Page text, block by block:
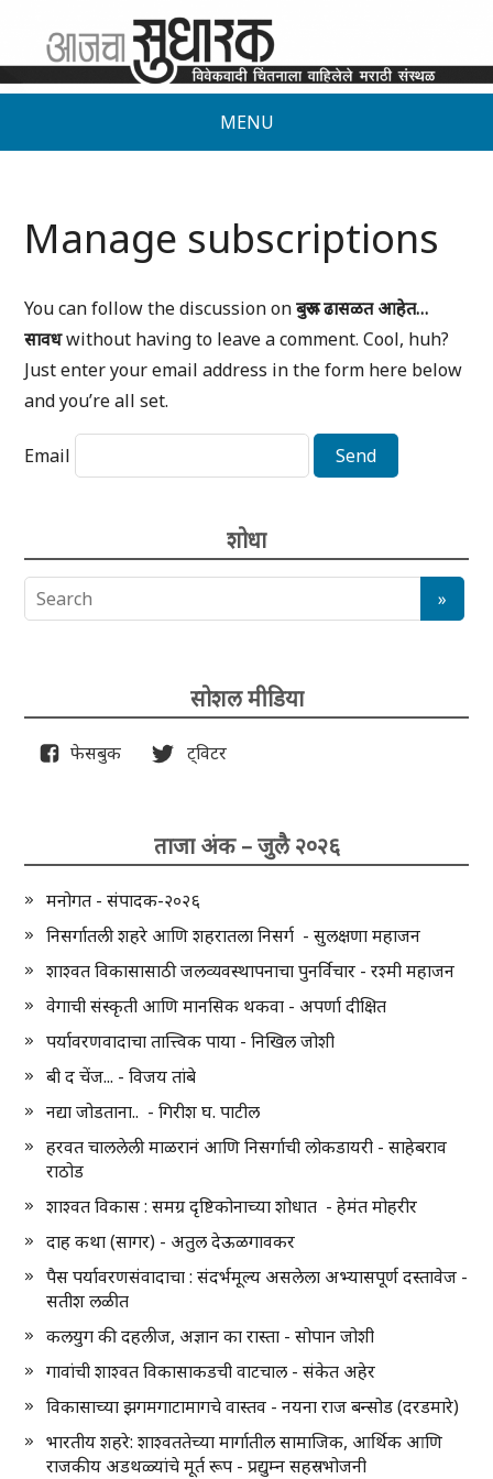
MENU
Manage subscriptions
You can follow the discussion onबुरूज ढासळत आहेत…
सावधwithout having to leave a comment. Cool, huh?
Just enter your email address in the form here below
and you’re all set.
Email
शोधा
सोशल मीडिया
फेसबुक ट्विटर
ताजा अंक – जुलै २०२६
मनोगत - संपादक-२०२६
निसर्गातली शहरे आणि शहरातला निसर्ग - सुलक्षणा महाजन
शाश्वत विकासासाठी जलव्यवस्थापनाचा पुनर्विचार - रश्मी महाजन
वेगाची संस्कृती आणि मानसिक थकवा - अपर्णा दीक्षित
पर्यावरणवादाचा तात्त्विक पाया - निखिल जोशी
बी द चेंज... - विजय तांबे
नद्या जोडताना.. - गिरीश घ. पाटील
हरवत चाललेली माळरानं आणि निसर्गाची लोकडायरी - साहेबराव
राठोड
शाश्वत विकास : समग्र दृष्टिकोनाच्या शोधात - हेमंत मोहरीर
दाह कथा (सागर) - अतुल देऊळगावकर
पैस पर्यावरणसंवादाचा : संदर्भमूल्य असलेला अभ्यासपूर्ण दस्तावेज -
सतीश लळीत
कलयुग की दहलीज, अज्ञान का रास्ता - सोपान जोशी
गावांची शाश्वत विकासाकडची वाटचाल - संकेत अहेर
विकासाच्या झगमगाटामागचे वास्तव - नयना राज बन्सोड (दरडमारे)
भारतीय शहरे: शाश्वततेच्या मार्गातील सामाजिक, आर्थिक आणि
राजकीय अडथळ्यांचे मूर्त रूप - प्रद्युम्न सहस्रभोजनी